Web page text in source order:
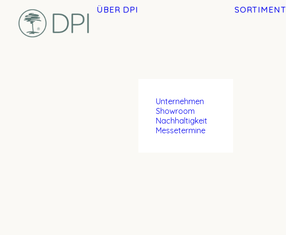
ÜBER DPI
Unternehmen
Showroom
Nachhaltigkeit
Messetermine
SORTIMENT